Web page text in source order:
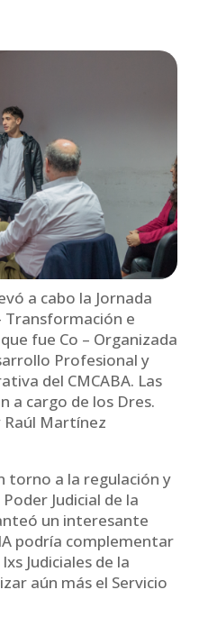
a cabo la Jornada
Transformación e
fue Co – Organizada
Profesional y
del CMCABA. Las
a cargo de los Dres.
Raúl Martínez
torno a la regulación y
Judicial de la
un interesante
podría complementar
Judiciales de la
aún más el Servicio